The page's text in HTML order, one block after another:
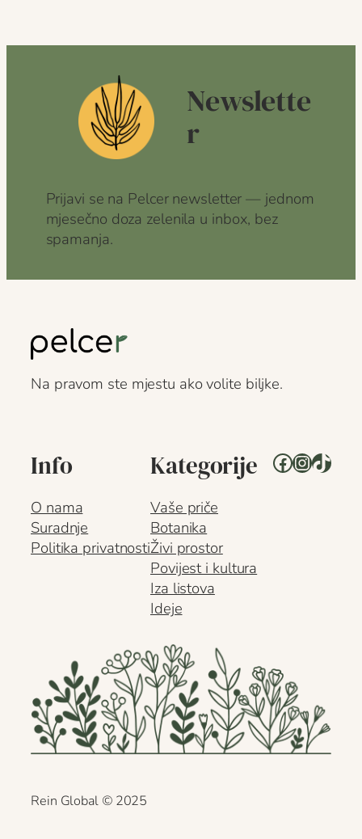
Newslette
r
Prijavi se na Pelcer newsletter — jednom
mjesečno doza zelenila u inbox, bez
spamanja.
Na pravom ste mjestu ako volite biljke.
Info
O nama
Suradnje
Politika privatnosti
Kategorije
Vaše priče
Botanika
Živi prostor
Povijest i kultura
Iza listova
Ideje
Facebook
Rein Global ©2025